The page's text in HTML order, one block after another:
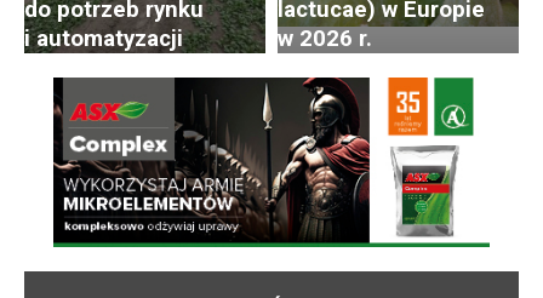
do potrzeb rynku
i automatyzacji
lactucae) w Europie
w 2026 r.